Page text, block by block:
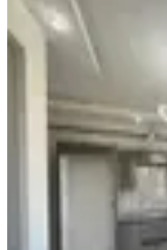
3+1
26.000 ₺
KIVANÇ